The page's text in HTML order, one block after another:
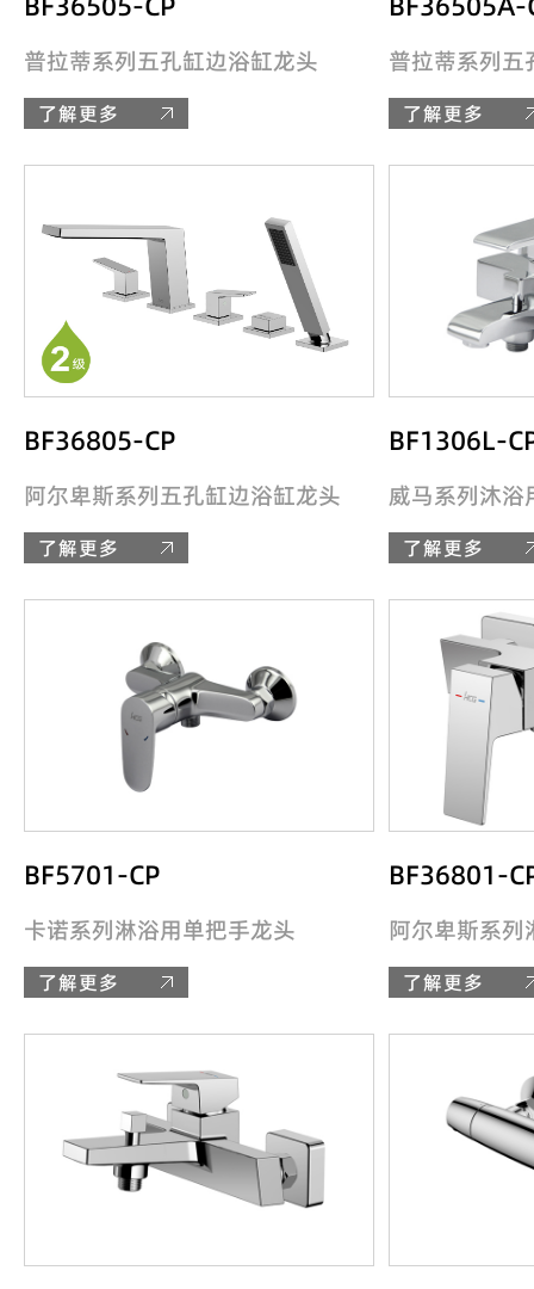
普拉蒂系列五孔缸边浴缸龙头
了解更多
普拉蒂系列五
了解更多
BF36805-CP
阿尔卑斯系列五孔缸边浴缸龙头
了解更多
BF1306L-
威马系列沐浴
了解更多
BF5701-CP
卡诺系列淋浴用单把手龙头
了解更多
BF36801-
阿尔卑斯系
了解更多